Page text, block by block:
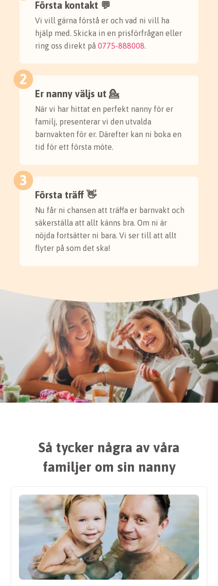
Första kontakt 💬
Vi vill gärna förstå er och vad ni vill ha
hjälp med. Skicka in en prisförfrågan eller
ring oss direkt på 0775-888008.
2
Er nanny väljs ut 💁
När vi har hittat en perfekt nanny för er
familj, presenterar vi den utvalda
barnvakten för er. Därefter kan ni boka en
tid för ett första möte.
3
Första träff 👋
Nu får ni chansen att träffa er barnvakt och
säkerställa att allt känns bra. Om ni är
nöjda fortsätter ni bara. Vi ser till att allt
flyter på som det ska!
Så tycker några av våra
familjer om sin nanny